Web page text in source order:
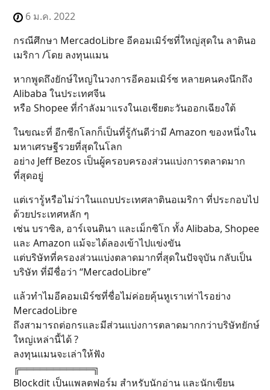
6 ม.ค. 2022
กรณีศึกษา MercadoLibre อีคอมเมิร์ซที่ใหญ่สุดใน ลาตินอ
เมริกา /โดย ลงทุนแมน
หากพูดถึงยักษ์ใหญ่ในวงการอีคอมเมิร์ซ หลายคนคงนึกถึง
Alibaba ในประเทศจีน
หรือ Shopee ที่กำลังมาแรงในเอเชียตะวันออกเฉียงใต้
ในขณะที่ อีกซีกโลกก็เป็นที่รู้กันดีว่ามี Amazon ของหนึ่งใน
มหาเศรษฐีรวยที่สุดในโลก
อย่าง Jeff Bezos เป็นผู้ครอบครองส่วนแบ่งการตลาดมาก
ที่สุดอยู่
แต่เรารู้หรือไม่ว่าในแถบประเทศลาตินอเมริกา ที่ประกอบไป
ด้วยประเทศหลัก ๆ
เช่น บราซิล, อาร์เจนตินา และเม็กซิโก ทั้ง Alibaba, Shopee
และ Amazon แม้จะได้ลองเข้าไปแข่งขัน
แต่บริษัทที่ครองส่วนแบ่งตลาดมากที่สุดในปัจจุบัน กลับเป็น
บริษัท ที่มีชื่อว่า “MercadoLibre”
แล้วทำไมอีคอมเมิร์ซที่ชื่อไม่ค่อยคุ้นหูเราเท่าไรอย่าง
MercadoLibre
ถึงสามารถต่อกรและมีส่วนแบ่งการตลาดมากกว่าบริษัทยักษ์
ใหญ่เหล่านี้ได้ ?
ลงทุนแมนจะเล่าให้ฟัง
╔═══════════╗
Blockdit เป็นแพลตฟอร์ม สำหรับนักอ่าน และนักเขียน